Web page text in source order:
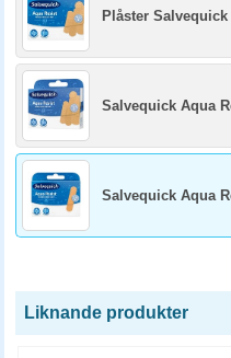
Plåster
Salvequick Aqua
Salvequick Aqua
Liknande produkter